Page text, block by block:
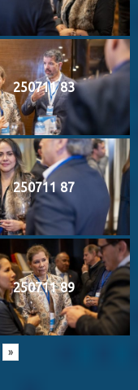
250711 83
250711 87
250711 89
»